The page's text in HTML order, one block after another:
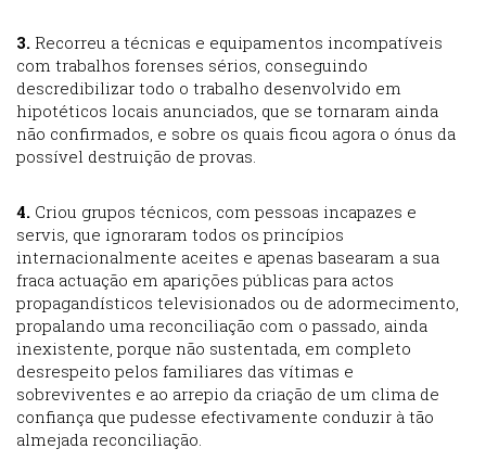
3. Recorreu a técnicas e equipamentos incompatíveis
com trabalhos forenses sérios, conseguindo
descredibilizar todo o trabalho desenvolvido em
hipotéticos locais anunciados, que se tornaram ainda
não confirmados, e sobre os quais ficou agora o ónus da
possível destruição de provas.
4. Criou grupos técnicos, com pessoas incapazes e
servis, que ignoraram todos os princípios
internacionalmente aceites e apenas basearam a sua
fraca actuação em aparições públicas para actos
propagandísticos televisionados ou de adormecimento,
propalando uma reconciliação com o passado, ainda
inexistente, porque não sustentada, em completo
desrespeito pelos familiares das vítimas e
sobreviventes e ao arrepio da criação de um clima de
confiança que pudesse efectivamente conduzir à tão
almejada reconciliação.